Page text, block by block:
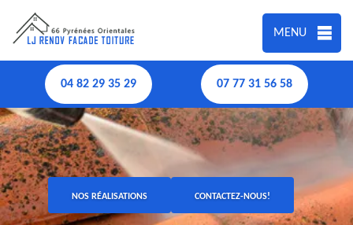
MENU
04 82 29 35 29 07 77 31 56 58
NOS RÉALISATIONS CONTACTEZ-NOUS!